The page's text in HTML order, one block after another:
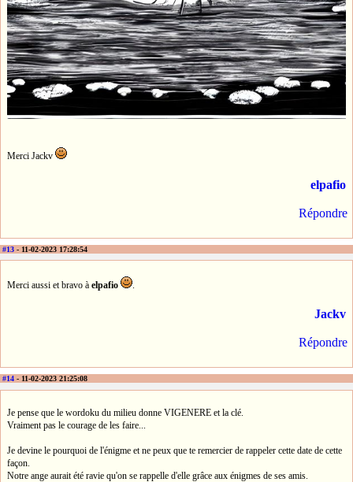
Merci Jackv
elpafio
Répondre
#13 - 11-02-2023 17:28:54
Merci aussi et bravo à elpafio .
Jackv
Répondre
#14 - 11-02-2023 21:25:08
Je pense que le wordoku du milieu donne VIGENERE et la clé.
Vraiment pas le courage de les faire...
Je devine le pourquoi de l'énigme et ne peux que te remercier de rappeler cette date de cette
façon.
Notre ange aurait été ravie qu'on se rappelle d'elle grâce aux énigmes de ses amis.